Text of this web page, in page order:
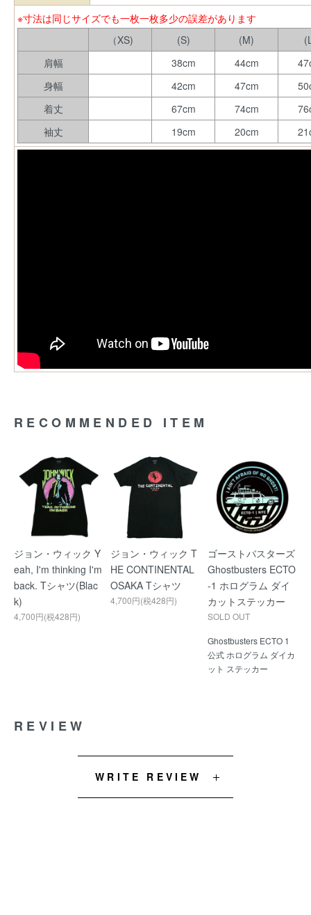
※寸法は同じサイズでも一枚一枚多少の誤差があります
（XS)
(S) (M)
肩幅
38cm 44cm
身幅
42cm 47cm
着丈
67cm 74cm
袖丈
19cm 20cm
RECOMMENDED ITEM
ジョン・ウィック Y
eah, I'm thinking I'm
back. Tシャツ(Blac
k)
4,700円(税428円)
ジョン・ウィック T
HE CONTINENTAL
OSAKA Tシャツ
4,700円(税428円)
ゴーストバスターズ
Ghostbusters ECTO
-1 ホログラム ダイ
カットステッカー
SOLD OUT
Ghostbusters ECTO 1
公式 ホログラム ダイカ
ット ステッカー
REVIEW
WRITE REVIEW